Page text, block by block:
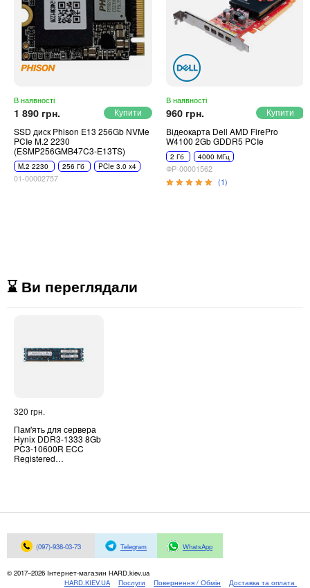
В наявності
1 890 грн.
SSD диск Phison E13 256Gb NVMe
PCIe M.2 2230
(ESMP256GMB47C3-E13TS)
M.2 2230 256 Гб PCIe 3.0 x4
01-00002757
В наявності
960 грн.
Відеокарта Dell AMD FirePro
W4100 2Gb GDDR5 PCIe
2 Гб 4000 МГц
ФР-00001562
(1)
⌛ Ви переглядали
320 грн.
Пам'ять для сервера
Hynix DDR3-1333 8Gb
PC3-10600R ECC
Registered
(097)-938-03-73 Telegram WhatsApp
© 2017–2026 Інтернет-магазин HARD.kiev.ua
HARD.KIEV.UA
Послуги Повернення / Обмін Доставка та оплата